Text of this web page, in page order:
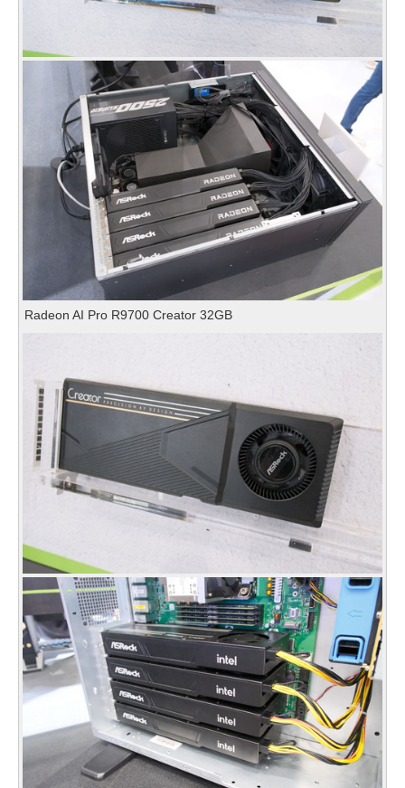
Radeon AI Pro R9700 Creator 32GB